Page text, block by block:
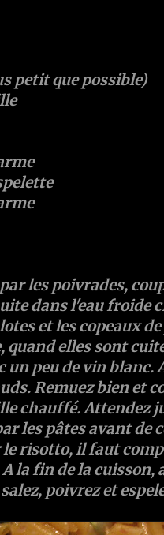
petit que possible)
les poivrades,
dans l'eau froide
et les copeaux
elles sont
un peu de vin blanc.
Remuez bien et
chauffé. Attendez
les pâtes avant de
le risotto, il faut
la fin de la cuisson,
poivrez et